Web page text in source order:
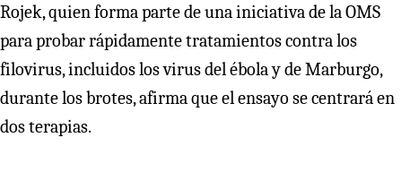
Rojek, quien forma parte de una iniciativa de la OMS
para probar rápidamente tratamientos contra los
filovirus, incluidos los virus del ébola y de Marburgo,
durante los brotes, afirma que el ensayo se centrará en
dos terapias.